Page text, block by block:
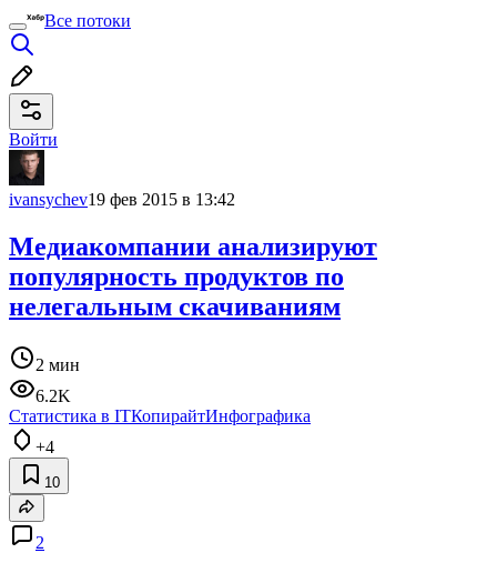
Все потоки
Войти
ivansychev19 фев 2015 в 13:42
Медиакомпании анализируют
популярность продуктов по
нелегальным скачиваниям
2 мин
6.2K
Статистика в ITКопирайтИнфографика
+4
10
2